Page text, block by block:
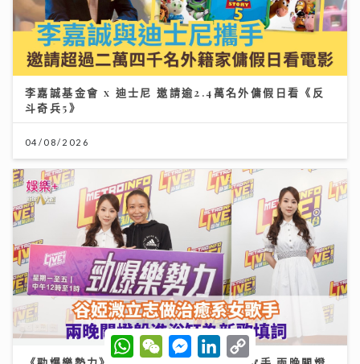
李嘉誠基金會 x 迪士尼 邀請逾2.4萬名外傭假日看《反
斗奇兵5》
04/08/2026
W
h
W
e
M
e
L
C